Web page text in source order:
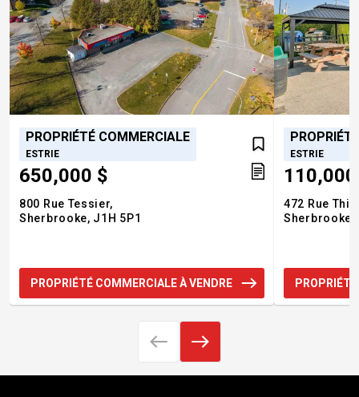
PROPRIÉTÉ COMMERCIALE
ESTRIE
650,000 $
800 Rue Tessier,
Sherbrooke, J1H 5P1
PROPRIÉTÉ COMMERCIALE À VENDRE
ESTRIE
472 Rue
Sherbrooke,